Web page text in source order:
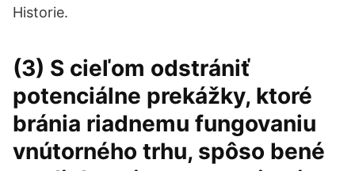
Historie.
(3) S cieľom odstrániť
potenciálne prekážky, ktoré
bránia riadnemu fungovaniu
vnútorného trhu, spôso­ bené